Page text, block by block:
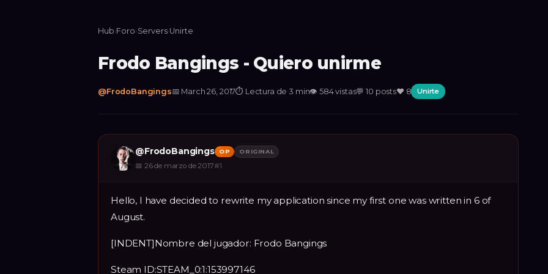
Hub›Foro›Servers›Unirte
Frodo Bangings - Quiero unirme
@FrodoBangings📅 March 26, 2017⏱ Lectura de 3 min👁584vistas💬10 posts❤️ 8 Unirte
@FrodoBangings OP ORIGINAL
📅 26 de marzo de 2017#1
Hello, I have decided to rewrite my application since my first one was written in 6 of
August.
[INDENT]Nombre del jugador: Frodo Bangings
Steam ID:STEAM_0:1:153997146